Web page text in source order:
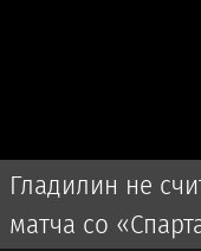
Гладилин не
матча со